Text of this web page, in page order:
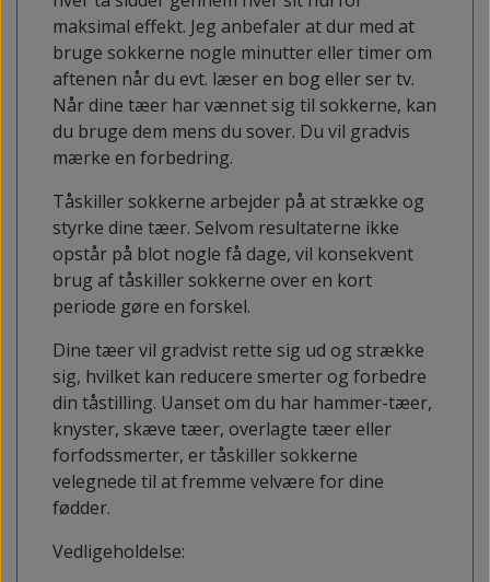
maksimal effekt. Jeg anbefaler at dur med at
bruge sokkerne nogle minutter eller timer om
aftenen når du evt. læser en bog eller ser tv.
Når dine tæer har vænnet sig til sokkerne, kan
du bruge dem mens du sover. Du vil gradvis
mærke en forbedring.
Tåskiller sokkerne arbejder på at strække og
styrke dine tæer. Selvom resultaterne ikke
opstår på blot nogle få dage, vil konsekvent
brug af tåskiller sokkerne over en kort
periode gøre en forskel.
Dine tæer vil gradvist rette sig ud og strække
sig, hvilket kan reducere smerter og forbedre
din tåstilling. Uanset om du har hammer-tæer,
knyster, skæve tæer, overlagte tæer eller
forfodssmerter, er tåskiller sokkerne
velegnede til at fremme velvære for dine
fødder.
Vedligeholdelse: